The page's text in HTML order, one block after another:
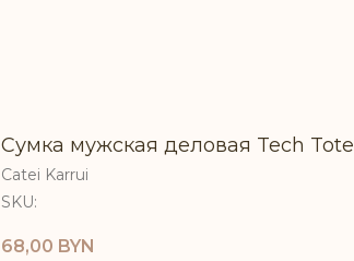
Сумка мужская деловая Tech Tote
Catei Karrui
SKU:
68,00 BYN